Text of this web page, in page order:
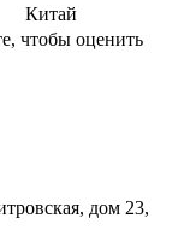
Китай
чтобы оценить
дом 23,